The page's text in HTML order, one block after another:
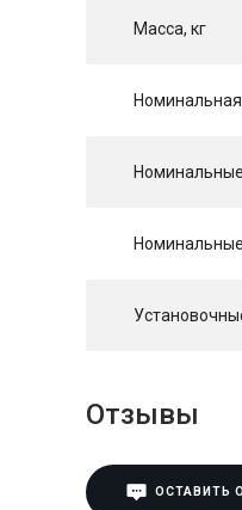
Масса, кг
Отзывы
ОСТАВИТЬ